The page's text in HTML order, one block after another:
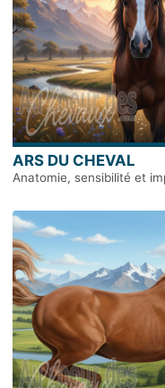
ARS DU CHEVAL
Anatomie, sensibilité et